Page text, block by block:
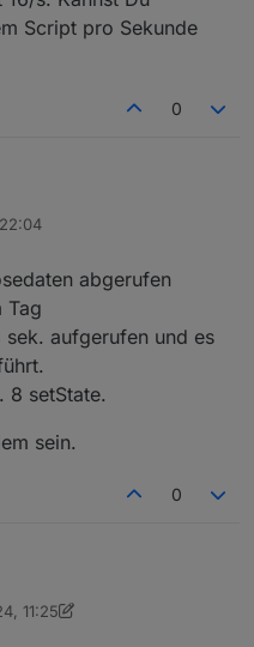
Script pro Sekunde
0
ob der Fehler dann bei
ja mit einem weiteren
mir die aktuell verbrauchte
(orientiert an Deinem
Du
dem Script pro Sekunde
abgerufen
Tag
aufgerufen und es
8 setState.
sein.
0
am Tagsein.
11:25
3. Mai 2024, 12:26